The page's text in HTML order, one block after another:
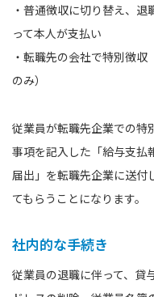
・普通徴収に切り替え、
って本人が支払い
・転職先の会社で特別徴
のみ）
従業員が転職先企業での特
事項を記入した「給与支払
届出」を転職先企業に送付
てもらうことになります。
社内的な手続き
従業員の退職に伴って、貸